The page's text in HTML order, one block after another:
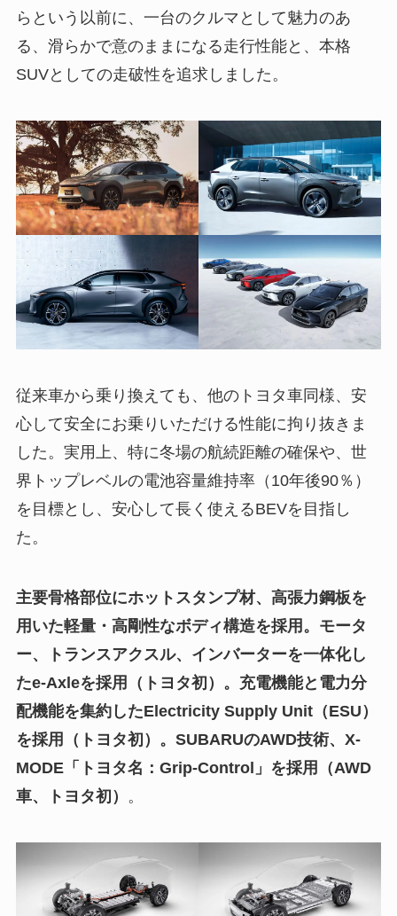
らという以前に、一台のクルマとして魅力のあ
る、滑らかで意のままになる走行性能と、本格
SUVとしての走破性を追求しました。
従来車から乗り換えても、他のトヨタ車同様、安
心して安全にお乗りいただける性能に拘り抜きま
した。実用上、特に冬場の航続距離の確保や、世
界トップレベルの電池容量維持率（10年後90％）
を目標とし、安心して長く使えるBEVを目指し
た。
主要骨格部位にホットスタンプ材、高張力鋼板を
用いた軽量・高剛性なボディ構造を採用。モータ
ー、トランスアクスル、インバーターを一体化し
たe-Axleを採用（トヨタ初）。充電機能と電力分
配機能を集約したElectricity Supply Unit（ESU）
を採用（トヨタ初）。SUBARUのAWD技術、X-
MODE「トヨタ名：Grip-Control」を採用（AWD
車、トヨタ初）
。